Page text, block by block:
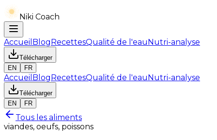
Niki Coach
Accueil BlogRecettesQualité de l'eauNutri-analyse
Télécharger
EN
FR
Accueil BlogRecettesQualité de l'eauNutri-analyse
Télécharger
EN
FR
Tous les aliments
viandes, oeufs, poissons